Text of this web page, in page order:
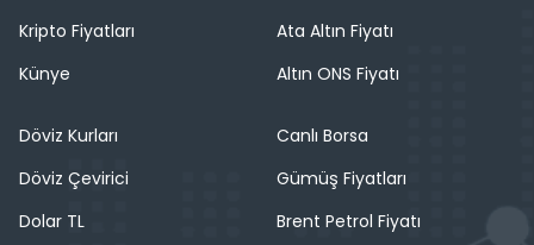
Kripto Fiyatları
Künye
Ata Altın Fiyatı
Altın ONS Fiyatı
Döviz Kurları
Döviz Çevirici
Dolar TL
Canlı Borsa
Gümüş Fiyatları
Brent Petrol Fiyatı